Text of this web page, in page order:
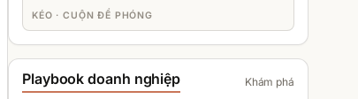
KÉO · CUỘN ĐỂ PHÓNG
Playbook doanh nghiệp Khám phá